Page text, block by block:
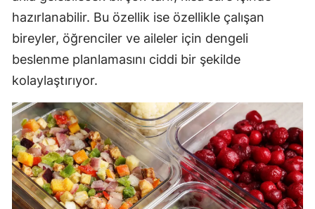
hazırlanabilir. Bu özellik ise özellikle çalışan
bireyler, öğrenciler ve aileler için dengeli
beslenme planlamasını ciddi bir şekilde
kolaylaştırıyor.